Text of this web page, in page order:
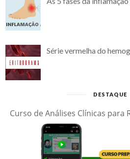
Série vermelha do
DESTAQUE
Curso de Análises Clínicas para